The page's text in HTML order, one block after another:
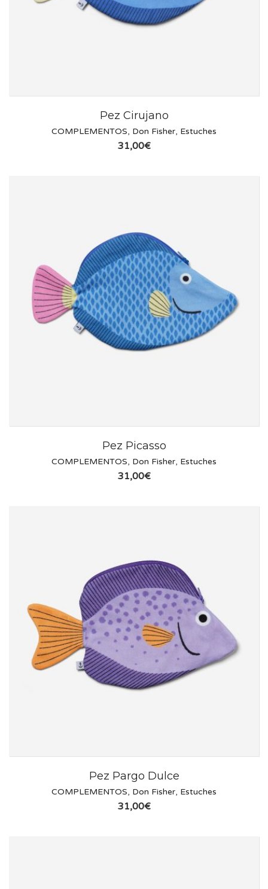
Pez Cirujano
COMPLEMENTOS, Don Fisher, Estuches
31,00€
Pez Picasso
COMPLEMENTOS, Don Fisher, Estuches
31,00€
Pez Pargo Dulce
COMPLEMENTOS, Don Fisher, Estuches
31,00€